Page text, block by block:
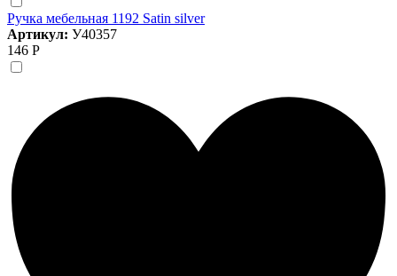
Ручка мебельная 1192 Satin silver
Артикул: У40357
146 Р